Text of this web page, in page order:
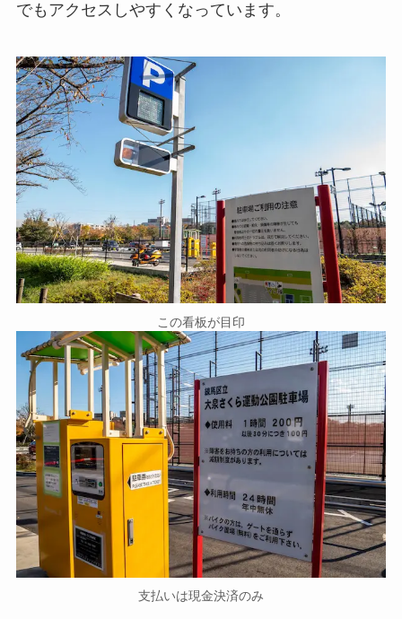
でもアクセスしやすくなっています。
この看板が目印
支払いは現金決済のみ